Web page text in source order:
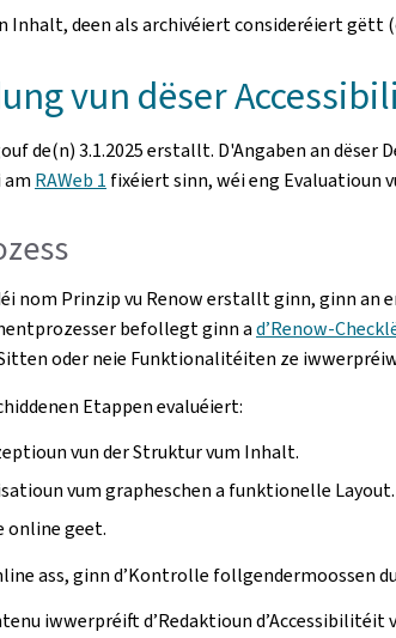
Inhalt, deen als archivéiert consideréiert gëtt
vun dëser
de(n)3.1.2025erstallt. D'Angaben an dëser
am RAWeb 1 fixéiert sinn, wéi eng Evaluatioun
nom Prinzip vu Renow erstallt ginn, ginn an
befollegt ginn ad’Renow-
oder neie Funktionalitéiten ze
Etappen evaluéiert:
vun der Struktur vum Inhalt.
vum grapheschen a funktionelle Layout.
online geet.
ass, ginn d’Kontrolle follgendermoossen
iwwerpréift d’Redaktioun